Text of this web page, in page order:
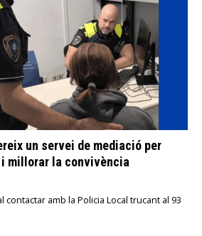
un servei de mediació per
millorar la convivència
contactar amb la Policia Local trucant al 93